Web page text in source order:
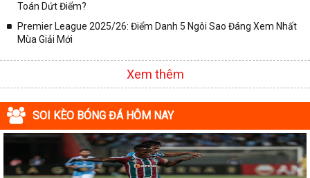
Toán Dứt Điểm?
Premier League 2025/26: Điểm Danh 5 Ngôi Sao Đáng Xem Nhất
Mùa Giải Mới
Xem thêm
SOI KÈO BÓNG ĐÁ HÔM NAY